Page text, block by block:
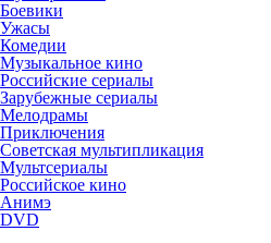
Боевики
Ужасы
Комедии
Музыкальное кино
Российские сериалы
Зарубежные сериалы
Мелодрамы
Приключения
Советская мультипликация
Мультсериалы
Российское кино
Анимэ
DVD